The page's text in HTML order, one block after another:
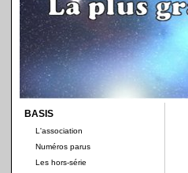
BASIS
L'association
Numéros parus
Les hors-série